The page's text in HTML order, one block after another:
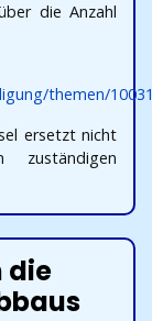
die Anzahl
themen/
ersetzt nicht
zuständigen
die